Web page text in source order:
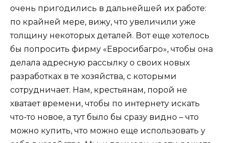
очень пригодились в дальнейшей их работе:
по крайней мере, вижу, что увеличили уже
толщину некоторых деталей. Вот еще хотелось
бы попросить фирму «Евросибагро», чтобы она
делала адресную рассылку о своих новых
разработках в те хозяйства, с которыми
сотрудничает. Нам, крестьянам, порой не
хватает времени, чтобы по интернету искать
что-то новое, а тут было бы сразу видно – что
можно купить, что можно еще использовать у